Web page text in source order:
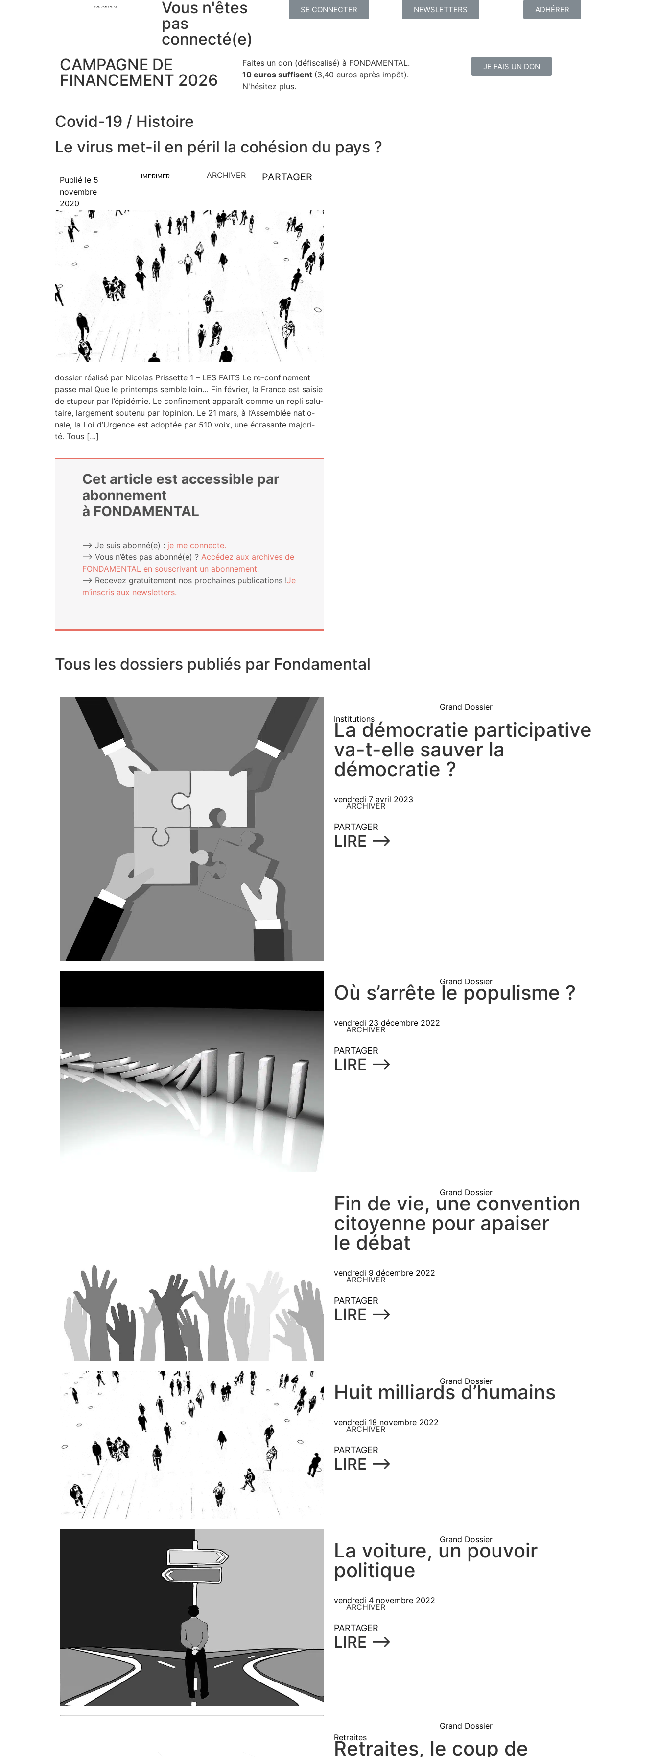
Vous n'êtes
pas
connecté(e)
SE CONNECTER NEWSLETTERS ADHÉRER
CAMPAGNE DE
FINANCEMENT 2026
Faites un don (défiscalisé) à FONDAMENTAL.
10 euros suffisent (3,40 euros après impôt).
N'hésitez plus.
JE FAIS UN DON
Covid-19 / Histoire
Le virus met-il en péril la cohésion du pays ?
Publié le 5
novembre
2020
IMPRIMER ARCHIVER PARTAGER
dos­sier réa­li­sé par Nico­las Pris­sette 1 – LES FAITS Le re-confi­ne­ment
passe mal Que le prin­temps semble loin… Fin février, la France est sai­sie
de stu­peur par l’épidémie. Le confi­ne­ment appa­raît comme un repli salu­
taire, lar­ge­ment sou­te­nu par l’opinion. Le 21 mars, à l’Assemblée natio­
nale, la Loi d’Urgence est adop­tée par 510 voix, une écra­sante majo­ri­
té. Tous […]
Cet article est accessible par
abonnement
à FONDAMENTAL
⟶ Je suis abonné(e) : je me connecte.
⟶ Vous n’êtes pas abonné(e) ? Accé­dez aux archives de
FONDAMENTAL en sous­cri­vant un abonnement.
⟶ Rece­vez gra­tui­te­ment nos pro­chaines publi­ca­tions !Je
m’ins­cris aux newsletters.
Tous les dossiers publiés par Fondamental
Grand Dossier
Institutions
La démocratie participative
va-t-elle sauver la
démocratie ?
vendredi 7 avril 2023
ARCHIVER
PARTAGER
LIRE ⟶
Grand Dossier
Où s’arrête le populisme ?
vendredi 23 décembre 2022
ARCHIVER
PARTAGER
LIRE ⟶
Grand Dossier
Fin de vie, une convention
citoyenne pour apaiser
le débat
vendredi 9 décembre 2022
ARCHIVER
PARTAGER
LIRE ⟶
Grand Dossier
Huit milliards d’humains
vendredi 18 novembre 2022
ARCHIVER
PARTAGER
LIRE ⟶
Grand Dossier
La voiture, un pouvoir
politique
vendredi 4 novembre 2022
ARCHIVER
PARTAGER
LIRE ⟶
Grand Dossier
Retraites
Retraites, le coup de